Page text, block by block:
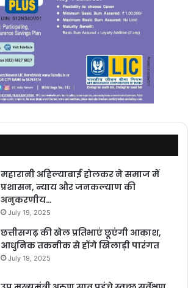
महारानी अहिल्याबाई होलकर ने समाज में
प्रशासन, न्याय और जनकल्याण की
अनुकरणीय…
July 19, 2025
छत्तीसगढ़ की खेल प्रतिभाएं छूएंगी आकाश,
आधुनिक तकनीक से होंगे खिलाड़ी पारंगत
July 19, 2025